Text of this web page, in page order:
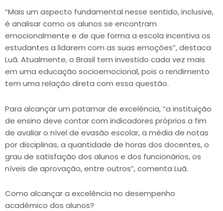
“Mais um aspecto fundamental nesse sentido, inclusive,
é analisar como os alunos se encontram
emocionalmente e de que forma a escola incentiva os
estudantes a lidarem com as suas emoções”, destaca
Luã. Atualmente, o Brasil tem investido cada vez mais
em uma educação socioemocional, pois o rendimento
tem uma relação direta com essa questão.
Para alcançar um patamar de excelência, “a instituição
de ensino deve contar com indicadores próprios a fim
de avaliar o nível de evasão escolar, a média de notas
por disciplinas, a quantidade de horas dos docentes, o
grau de satisfação dos alunos e dos funcionários, os
níveis de aprovação, entre outros”, comenta Luã.
Como alcançar a excelência no desempenho
acadêmico dos alunos?